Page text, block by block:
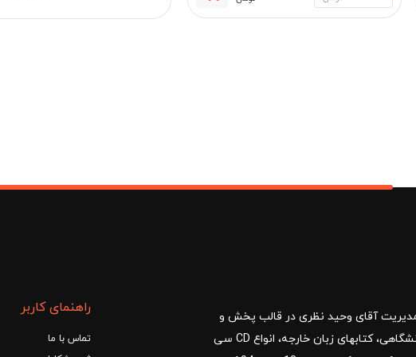
اصلی:
فعلی:
1383 کار خود را با مدیریت آقای وحید نظری در قالب پخش و
توزیع کتب درسی و کمک آموزشی، کتب دانشگاهی، کتابهای زبان خارجه، انواع CD سی
راهنمای کاربر
تماس با ما